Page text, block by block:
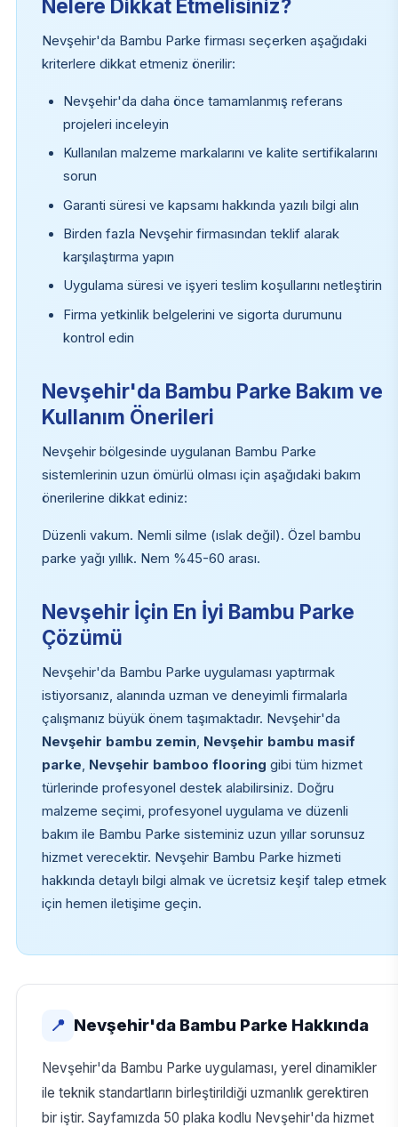
Nelere Dikkat Etmelisiniz?
Nevşehir'da Bambu Parke firması seçerken aşağıdaki
kriterlere dikkat etmeniz önerilir:
Nevşehir'da daha önce tamamlanmış referans
projeleri inceleyin
Kullanılan malzeme markalarını ve kalite sertifikalarını
sorun
Garanti süresi ve kapsamı hakkında yazılı bilgi alın
Birden fazla Nevşehir firmasından teklif alarak
karşılaştırma yapın
Uygulama süresi ve işyeri teslim koşullarını netleştirin
Firma yetkinlik belgelerini ve sigorta durumunu
kontrol edin
Nevşehir'da Bambu Parke Bakım ve
Kullanım Önerileri
Nevşehir bölgesinde uygulanan Bambu Parke
sistemlerinin uzun ömürlü olması için aşağıdaki bakım
önerilerine dikkat ediniz:
Düzenli vakum. Nemli silme (ıslak değil). Özel bambu
parke yağı yıllık. Nem %45-60 arası.
Nevşehir İçin En İyi Bambu Parke
Çözümü
Nevşehir'da Bambu Parke uygulaması yaptırmak
istiyorsanız, alanında uzman ve deneyimli firmalarla
çalışmanız büyük önem taşımaktadır. Nevşehir'da
Nevşehir bambu zemin, Nevşehir bambu masif
parke, Nevşehir bamboo flooring gibi tüm hizmet
türlerinde profesyonel destek alabilirsiniz. Doğru
malzeme seçimi, profesyonel uygulama ve düzenli
bakım ile Bambu Parke sisteminiz uzun yıllar sorunsuz
hizmet verecektir. Nevşehir Bambu Parke hizmeti
hakkında detaylı bilgi almak ve ücretsiz keşif talep etmek
için hemen iletişime geçin.
📍 Nevşehir'da Bambu Parke Hakkında
Nevşehir'da Bambu Parke uygulaması, yerel dinamikler
ile teknik standartların birleştirildiği uzmanlık gerektiren
bir iştir. Sayfamızda 50 plaka kodlu Nevşehir'da hizmet